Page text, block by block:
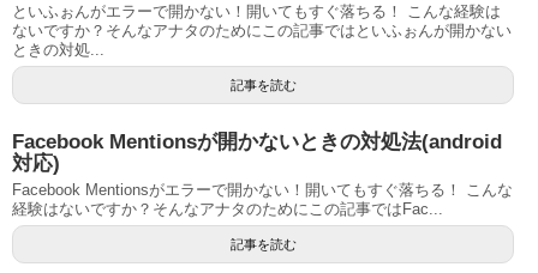
といふぉんがエラーで開かない！開いてもすぐ落ちる！ こんな経験は
ないですか？そんなアナタのためにこの記事ではといふぉんが開かない
ときの対処...
記事を読む
Facebook Mentionsが開かないときの対処法(android
対応)
Facebook Mentionsがエラーで開かない！開いてもすぐ落ちる！ こんな
経験はないですか？そんなアナタのためにこの記事ではFac...
記事を読む